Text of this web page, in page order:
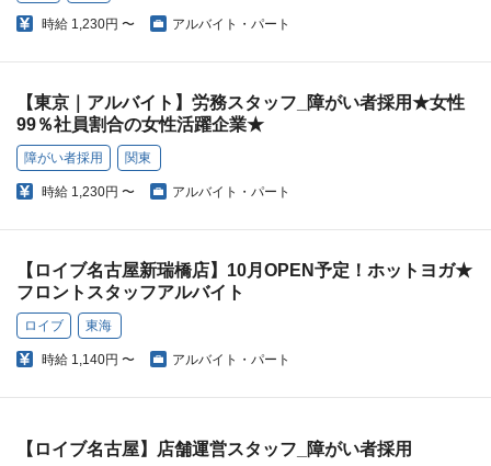
時給 1,230円 〜 アルバイト・パート
【東京｜アルバイト】労務スタッフ_障がい者採用★女性
99％社員割合の女性活躍企業★
障がい者採用 関東
時給 1,230円 〜 アルバイト・パート
【ロイブ名古屋新瑞橋店】10月OPEN予定！ホットヨガ★
フロントスタッフアルバイト
ロイブ 東海
時給 1,140円 〜 アルバイト・パート
【ロイブ名古屋】店舗運営スタッフ_障がい者採用